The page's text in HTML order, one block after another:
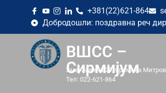
+381(22)621-864
Добродошли: поздравна реч
ВШСС –
Сирмијум
Змај Јовина 29, Сремска
Тел: 022-621-864